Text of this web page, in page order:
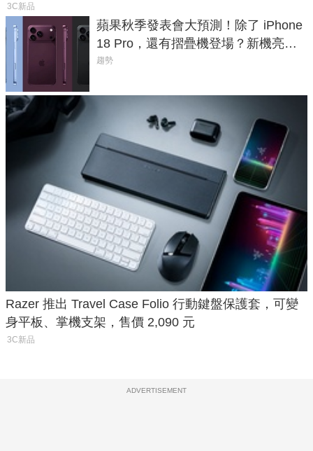
3C新品
蘋果秋季發表會大預測！除了 iPhone
18 Pro，還有摺疊機登場？新機亮點
預測一次看
趨勢
Razer 推出 Travel Case Folio 行動鍵盤保護套，可變
身平板、掌機支架，售價 2,090 元
3C新品
ADVERTISEMENT